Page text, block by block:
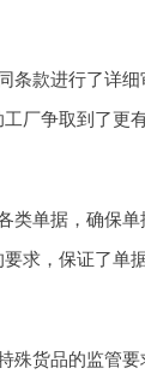
条款进行了详
厂争取到了更
单据，确保
求，保证了单据
殊货品的监管